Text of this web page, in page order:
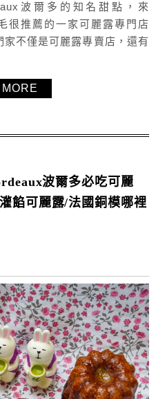
波爾多的知名甜點，來
很推薦的一家可麗露專門店
不僅是可麗露專賣店，還有
麗露，另外還有法式甜點與
波爾多必吃可麗
餡可麗露/法國銅模哪裡